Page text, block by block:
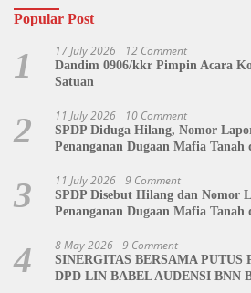
Popular Post
1 17 July 2026 12 Comment
Dandim 0906/kkr Pimpin Acara
Satuan
2 11 July 2026 10 Comment
SPDP Diduga Hilang, Nomor
Penanganan Dugaan Mafia
3 11 July 2026 9 Comment
SPDP Disebut Hilang dan Nomor
Penanganan Dugaan Mafia
4 8 May 2026 9 Comment
SINERGITAS BERSAMA
DPD LIN BABEL AUDENSI BNN